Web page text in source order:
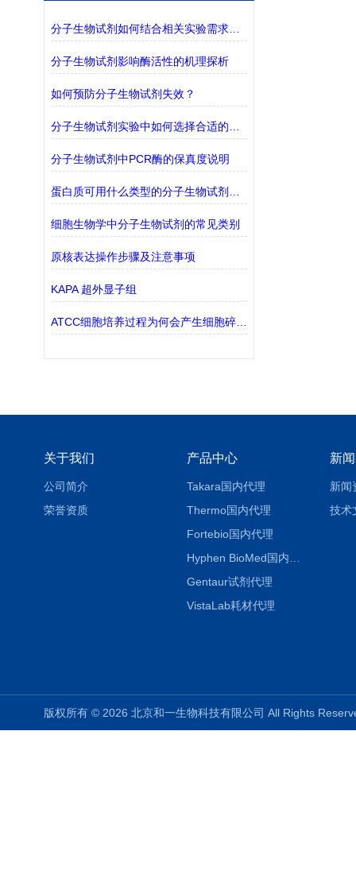
分子生物试剂如何结合相关实验需求进行选择？
分子生物试剂影响酶活性的机理探析
如何预防分子生物试剂失效？
分子生物试剂中PCR酶的保真度说明
细胞生物学中分子生物试剂的常见类别
原核表达操作步骤及注意事项
KAPA 超外显子组
ATCC细胞培养过程为何会产生细胞碎片？
关于我们
公司简介
荣誉资质
产品中心
Takara国内代理
Thermo国内代理
Fortebio国内代理
Gentaur试剂代理
VistaLab耗材代理
新
新闻
技术
版权所有 © 2026 北京和一生物科技有限公司 All Rights